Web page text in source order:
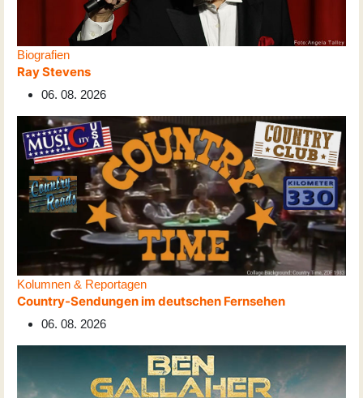
Biografien
Ray Stevens
06. 08. 2026
Kolumnen & Reportagen
Country-Sendungen im deutschen Fernsehen
06. 08. 2026